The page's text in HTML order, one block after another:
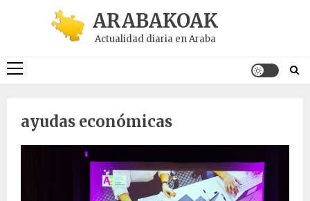
ARABAKOAK
Actualidad diaria en Araba
Menú
ayudas económicas